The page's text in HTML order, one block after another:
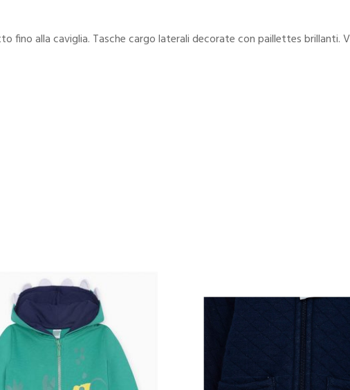
fino alla caviglia. Tasche cargo laterali decorate con paillettes brillanti.